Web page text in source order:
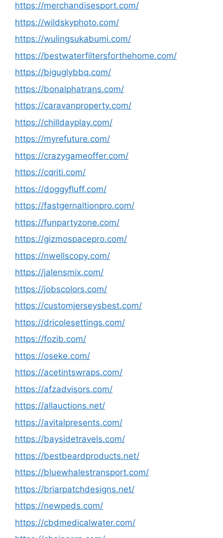
https://merchandisesport.com/
https://wildskyphoto.com/
https://wulingsukabumi.com/
https://bestwaterfiltersforthehome.com/
https://biguglybbq.com/
https://bonalphatrans.com/
https://caravanproperty.com/
https://chilldayplay.com/
https://myrefuture.com/
https://crazygameoffer.com/
https://cqriti.com/
https://doggyfluff.com/
https://fastgernaltionpro.com/
https://funpartyzone.com/
https://gizmospacepro.com/
https://nwellscopy.com/
https://jalensmix.com/
https://jobscolors.com/
https://customjerseysbest.com/
https://dricolesettings.com/
https://fozib.com/
https://oseke.com/
https://acetintswraps.com/
https://afzadvisors.com/
https://allauctions.net/
https://avitalpresents.com/
https://baysidetravels.com/
https://bestbeardproducts.net/
https://bluewhalestransport.com/
https://briarpatchdesigns.net/
https://newpeds.com/
https://cbdmedicalwater.com/